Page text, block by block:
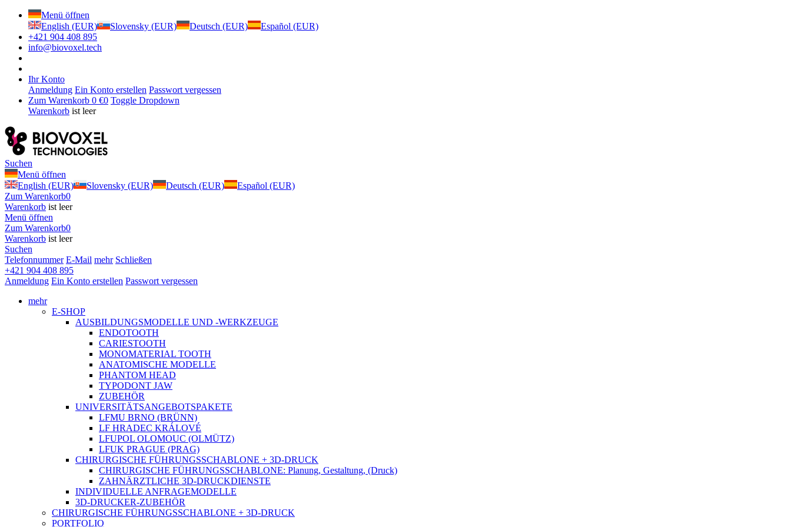
Menü öffnen
English (EUR)
Slovensky (EUR) Deutsch (EUR)
Español (EUR)
+421 904 408 895
info@biovoxel.tech
Ihr Konto
Anmeldung Ein Konto erstellen Passwort vergessen
Zum Warenkorb 0 €0 Toggle Dropdown
Warenkorb ist leer
Suchen
Menü öffnen
English (EUR)
Slovensky (EUR) Deutsch (EUR)
Español (EUR)
Zum Warenkorb0
Warenkorb ist leer
Menü öffnen
Zum Warenkorb0
Warenkorb ist leer
Suchen
Telefonnummer E-Mail mehr Schließen
+421 904 408 895
Anmeldung Ein Konto erstellen Passwort vergessen
mehr
E-SHOP
AUSBILDUNGSMODELLE UND -WERKZEUGE
ENDOTOOTH
CARIESTOOTH
MONOMATERIAL TOOTH
ANATOMISCHE MODELLE
PHANTOM HEAD
TYPODONT JAW
ZUBEHÖR
UNIVERSITÄTSANGEBOTSPAKETE
LFMU BRNO (BRÜNN)
LF HRADEC KRÁLOVÉ
LFUPOL OLOMOUC (OLMÜTZ)
LFUK PRAGUE (PRAG)
CHIRURGISCHE FÜHRUNGSSCHABLONE + 3D-DRUCK
CHIRURGISCHE FÜHRUNGSSCHABLONE: Planung, Gestaltung, (Druck)
ZAHNÄRZTLICHE 3D-DRUCKDIENSTE
INDIVIDUELLE ANFRAGEMODELLE
3D-DRUCKER-ZUBEHÖR
CHIRURGISCHE FÜHRUNGSSCHABLONE + 3D-DRUCK
PORTFOLIO